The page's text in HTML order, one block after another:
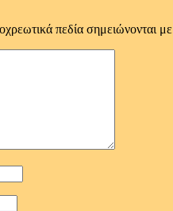
πεδία σημειώνονται με